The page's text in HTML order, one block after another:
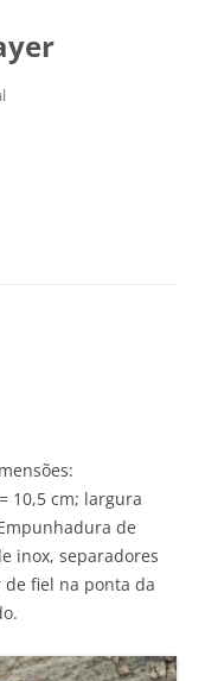
10,5 cm; largura
de
inox, separadores
de fiel na ponta da